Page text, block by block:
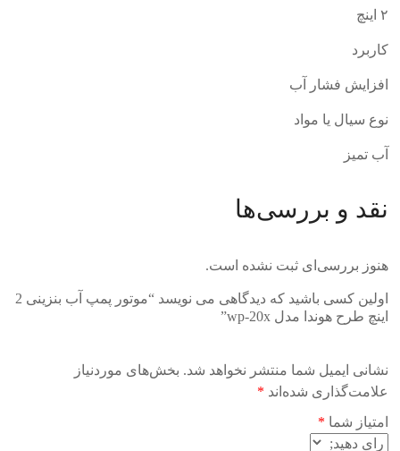
۲ اینچ
کاربرد
افزایش فشار آب
نوع سیال یا مواد
آب تمیز
نقد و بررسی‌ها
هنوز بررسی‌ای ثبت نشده است.
اولین کسی باشید که دیدگاهی می نویسد “موتور پمپ آب بنزینی 2
اینچ طرح هوندا مدل wp-20x”
نشانی ایمیل شما منتشر نخواهد شد. بخش‌های موردنیاز
علامت‌گذاری شده‌اند *
امتیاز شما *